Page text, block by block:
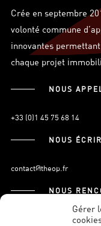
Gérer
Crée en septembre
volonté commune
innovantes
chaque projet
NOUS
+33 (0)1 45 75 68 14
NOUS
contact@theop.fr
NOUS
21, Boulevard Pasteur